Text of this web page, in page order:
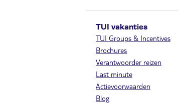
TUI vakanties
TUI Groups & Incentives
Brochures
Verantwoorder reizen
Last minute
Actievoorwaarden
Blog